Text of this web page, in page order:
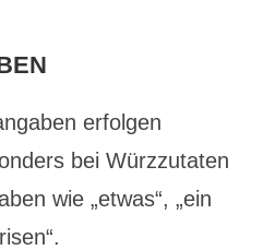
erfolgen
bei Würzzutaten
wie „etwas“, „ein